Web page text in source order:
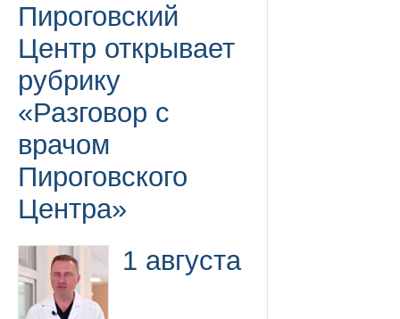
Пироговский
Центр открывает
рубрику
«Разговор с
врачом
Пироговского
Центра»
1 августа